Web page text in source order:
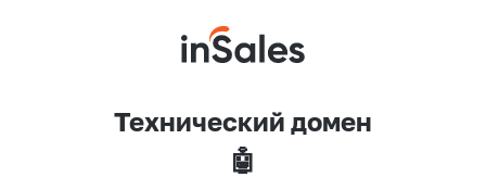
Технический домен
🤖